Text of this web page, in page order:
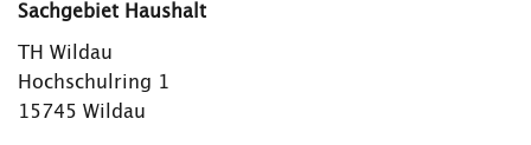
Sachgebiet Haushalt
TH Wildau
Hochschulring 1
15745 Wildau